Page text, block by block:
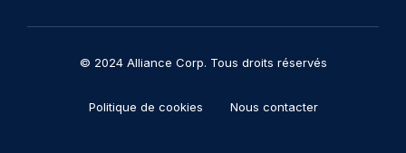
© 2024 Alliance Corp. Tous droits réservés
Politique de cookies Nous contacter